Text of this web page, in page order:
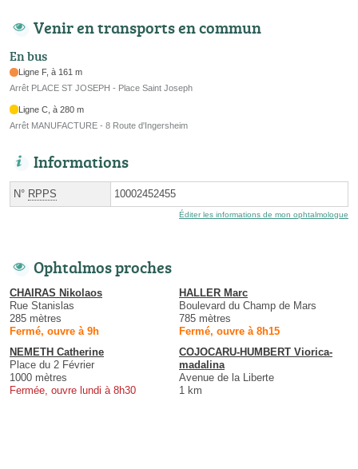
Venir en transports en commun
En bus
Ligne F, à 161 m
Arrêt PLACE ST JOSEPH - Place Saint Joseph
Ligne C, à 280 m
Arrêt MANUFACTURE - 8 Route d'Ingersheim
Informations
N° RPPS 10002452455
Éditer les informations de mon ophtalmologue
Ophtalmos proches
CHAIRAS Nikolaos
Rue Stanislas
285 mètres
Fermé, ouvre à 9h
HALLER Marc
Boulevard du Champ de Mars
785 mètres
Fermé, ouvre à 8h15
NEMETH Catherine
Place du 2 Février
1000 mètres
Fermée, ouvre lundi à 8h30
COJOCARU-HUMBERT Viorica-
madalina
Avenue de la Liberte
1 km